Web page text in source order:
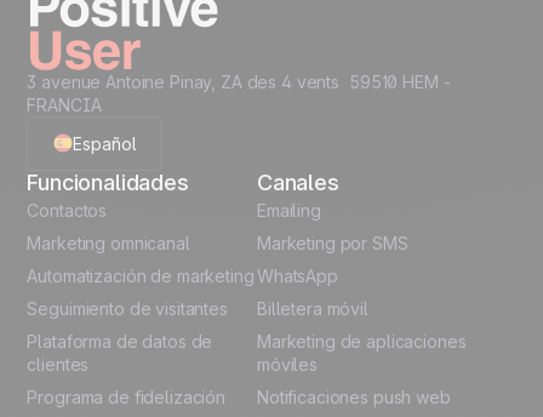
level...
Creative Assets like
(ready HTML)
Structure
Code Snippets
Automation
templates
Unlock the full use-case
Acceder a los 40 casos
3 avenue Antoine Pinay, ZA des 4 vents 59510 HEM -
FRANCIA
Español
English
French
Polish
German
Funcionalidades
Contactos
Marketing omnicanal
Automatización de marketing
Seguimiento de visitantes
Plataforma de datos de
clientes
Programa de fidelización
Canales
Emailing
Marketing por SMS
WhatsApp
Billetera móvil
Marketing de aplicaciones
móviles
Notificaciones push web